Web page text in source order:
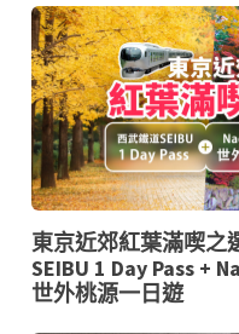
東京近郊紅葉滿喫之
SEIBU 1 Day Pass +
世外桃源一日遊